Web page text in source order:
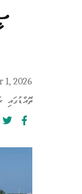
1, 2026
ތޮއްޑުގައި